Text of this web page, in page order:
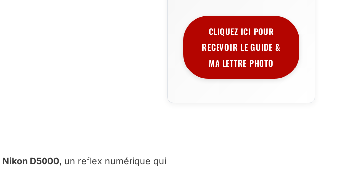
Nikon D5000, un reflex numérique qui
CLIQUEZ ICI POUR
RECEVOIR LE GUIDE &
MA LETTRE PHOTO